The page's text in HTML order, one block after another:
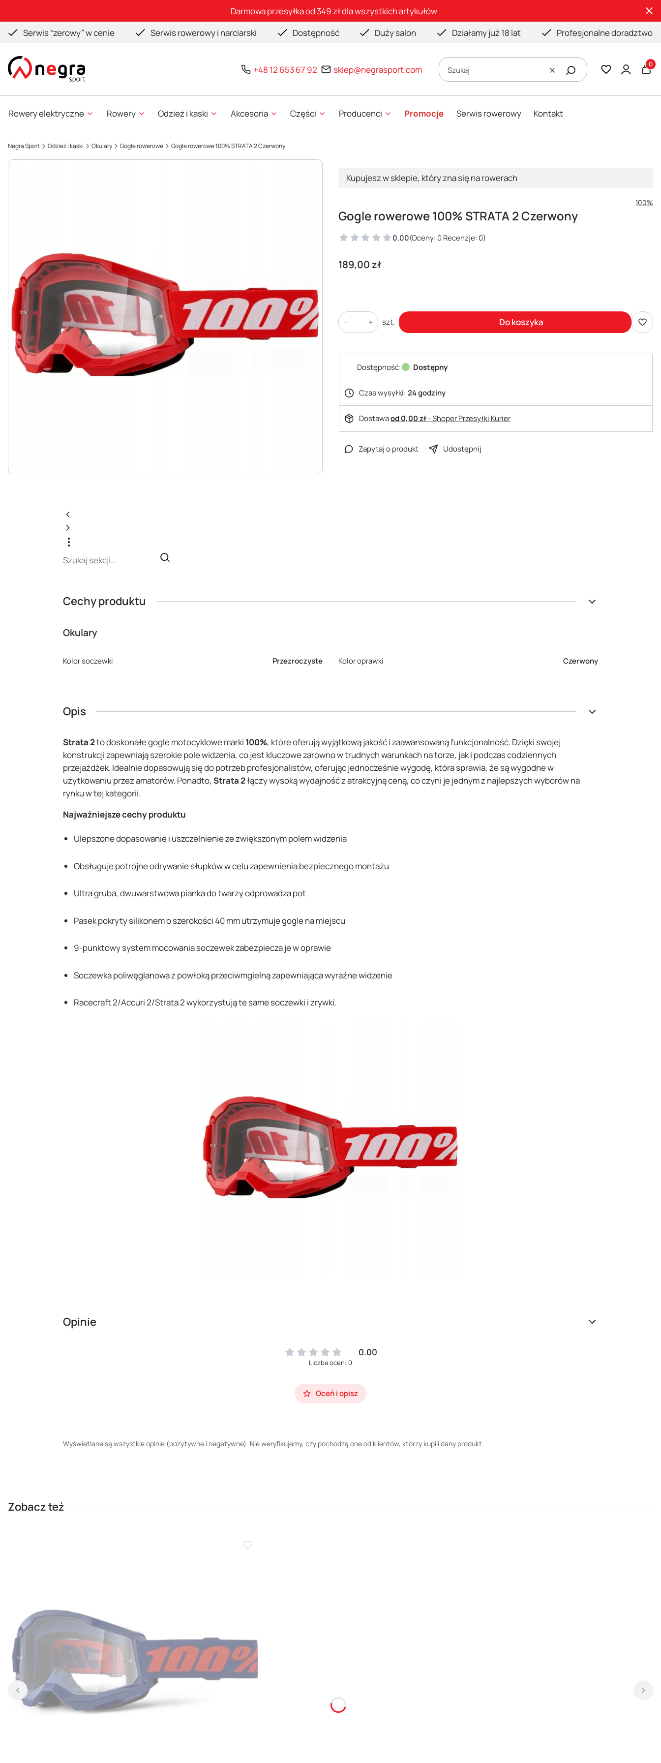
Darmowa przesyłka od 349 zł dla wszystkich artykułów
Serwis “zerowy” w cenie
Serwis rowerowy i narciarski Dostępność Duży salon Działamy już 18 lat Profesjonalne doradztwo
+48 12 653 67 92 sklep@negrasport.com WyczyśćSzukaj
Rowery elektryczne Rowery Odzież i kaski Akcesoria Części Producenci Promocje Serwis rowerowy Kontakt
Negra Sport Odzież i kaski Okulary Gogle rowerowe Gogle rowerowe 100% STRATA 2 Czerwony
Kupujesz w sklepie, który zna się na rowerach
100%
Gogle rowerowe 100% STRATA 2 Czerwony
0.00(Oceny: 0 Recenzje: 0)
Cena
189,00 zł
szt. Do koszyka
Dostępność: Dostępny
Czas wysyłki: 24 godziny
Dostawaod 0,00 zł- Shoper Przesyłki Kurier
Zapytaj o produkt Udostępnij
Cechy produktu
Okulary
Kolor soczewki Przezroczyste Kolor oprawki Czerwony
Opis
Strata 2to doskonałe gogle motocyklowe marki 100%, które oferują wyjątkową jakość i zaawansowaną funkcjonalność. Dzięki swojej
konstrukcji zapewniają szerokie pole widzenia, co jest kluczowe zarówno w trudnych warunkach na torze, jak i podczas codziennych
przejażdżek. Idealnie dopasowują się do potrzeb profesjonalistów, oferując jednocześnie wygodę, która sprawia, że są wygodne w
użytkowaniu przez amatorów. Ponadto, Strata 2łączy wysoką wydajność z atrakcyjną ceną, co czyni je jednym z najlepszych wyborów na
rynku w tej kategorii.
Najważniejsze cechy produktu
Ulepszone dopasowanie i uszczelnienie ze zwiększonym polem widzenia
Obsługuje potrójne odrywanie słupków w celu zapewnienia bezpiecznego montażu
Ultra gruba, dwuwarstwowa pianka do twarzy odprowadza pot
Pasek pokryty silikonem o szerokości 40 mm utrzymuje gogle na miejscu
9-punktowy system mocowania soczewek zabezpiecza je w oprawie
Soczewka poliwęglanowa z powłoką przeciwmgielną zapewniająca wyraźne widzenie
Racecraft 2/Accuri 2/Strata 2 wykorzystują te same soczewki i zrywki.
Opinie
0.00
Liczba ocen: 0
Oceń i opisz
Wyświetlane są wszystkie opinie (pozytywne i negatywne). Nie weryfikujemy, czy pochodzą one od klientów, którzy kupili dany produkt.
Zobacz też